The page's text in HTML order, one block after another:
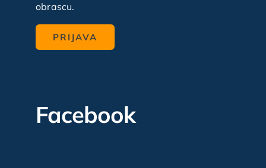
obrascu.
Facebook